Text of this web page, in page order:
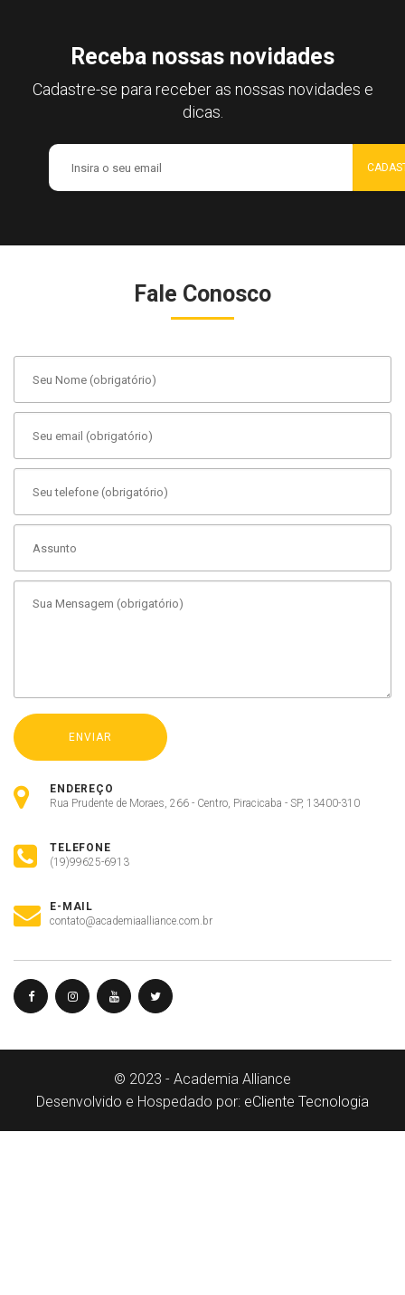
Receba nossas novidades
Cadastre-se para receber as nossas novidades e
dicas.
Fale Conosco
ENDEREÇO
Rua Prudente de Moraes, 266 - Centro, Piracicaba - SP, 13400-310
TELEFONE
(19)99625-6913
E-MAIL
contato@academiaalliance.com.br
© 2023 - Academia Alliance
Desenvolvido e Hospedado por: eCliente Tecnologia